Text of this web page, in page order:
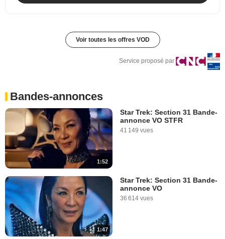
Voir toutes les offres VOD
Service proposé par
Bandes-annonces
1:52
Star Trek: Section 31 Bande-
annonce VO STFR
41 149 vues
1:47
Star Trek: Section 31 Bande-
annonce VO
36 614 vues